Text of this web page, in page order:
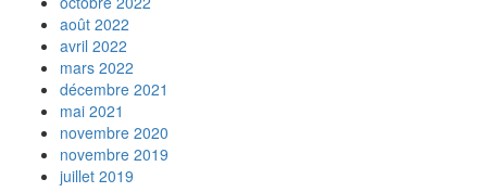
août 2022
avril 2022
mars 2022
décembre 2021
mai 2021
novembre 2020
novembre 2019
juillet 2019